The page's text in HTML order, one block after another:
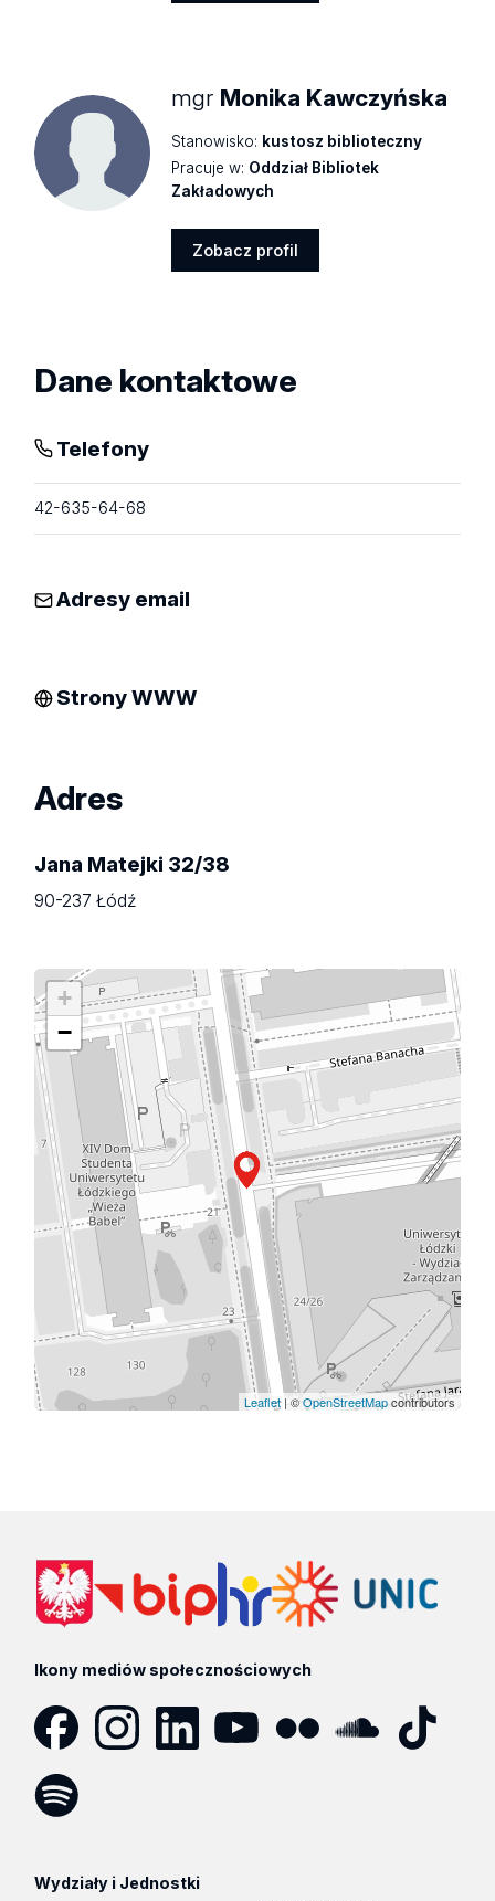
mgr Monika Kawczyńska
Stanowisko: kustosz biblioteczny
Pracuje w: Oddział Bibliotek
Zakładowych
Zobacz profil
Dane kontaktowe
Telefony
42-635-64-68
Adresy email
Strony WWW
Adres
Jana Matejki 32/38
90-237 Łódź
+
−
Leaflet| ©OpenStreetMapcontributors
Ikony mediów społecznościowych
Wydziały i Jednostki